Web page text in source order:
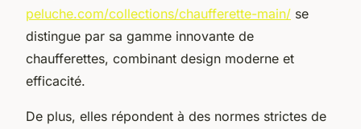
peluche.com/collections/chaufferette-main/ se
distingue par sa gamme innovante de
chaufferettes, combinant design moderne et
efficacité.
De plus, elles répondent à des normes strictes de